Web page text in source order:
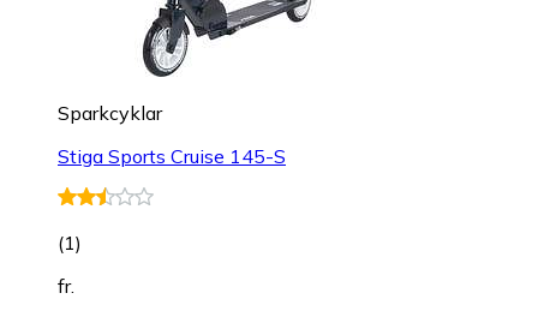
Sparkcyklar
Stiga Sports Cruise 145-S
(1)
fr.